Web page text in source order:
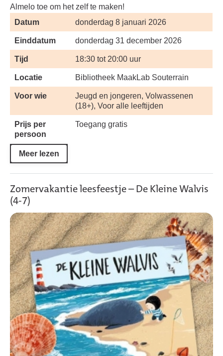
Almelo toe om het zelf te maken!
Datum
donderdag 8 januari 2026
Einddatum donderdag 31 december 2026
Tijd 18:30 tot 20:00 uur
Locatie Bibliotheek MaakLab Souterrain
Voor wie
Jeugd en jongeren, Volwassenen
(18+), Voor alle leeftijden
Prijs per
persoon
Toegang gratis
Meer lezen
Zomervakantie leesfeestje – De Kleine Walvis
(4-7)